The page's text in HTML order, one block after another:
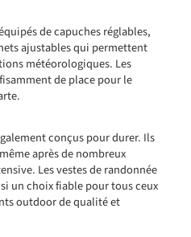
de capuches réglables,
ajustables qui permettent
météorologiques. Les
de place pour le
conçus pour durer. Ils
après de nombreux
Les vestes de randonnée
un choix fiable pour tous ceux
outdoor de qualité et